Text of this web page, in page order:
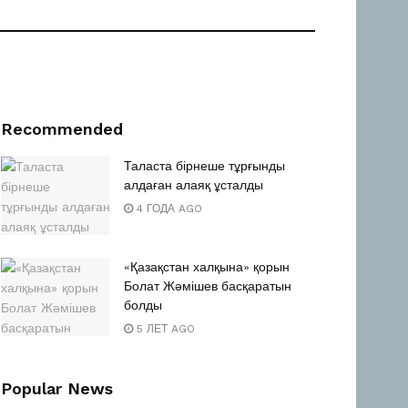
Recommended
Таласта бірнеше тұрғынды
алдаған алаяқ ұсталды
4 ГОДА AGO
«Қазақстан халқына» қорын
Болат Жәмішев басқаратын
болды
5 ЛЕТ AGO
Popular News